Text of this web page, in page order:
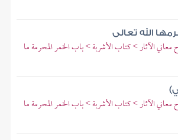
الله تعالى
الآثار > كتاب الأشربة > باب الخمر المحرمة ما
الآثار > كتاب الأشربة > باب الخمر المحرمة ما